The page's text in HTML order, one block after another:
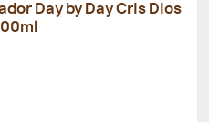
Day by Day Cris Dios